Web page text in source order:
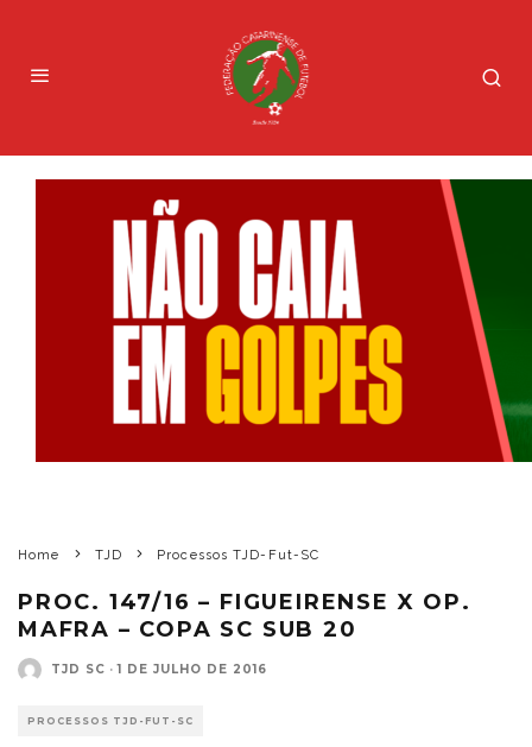
Home TJD Processos TJD-Fut-SC
PROC. 147/16 – FIGUEIRENSE X OP.
MAFRA – COPA SC SUB 20
TJD SC · 1 DE JULHO DE 2016
PROCESSOS TJD-FUT-SC